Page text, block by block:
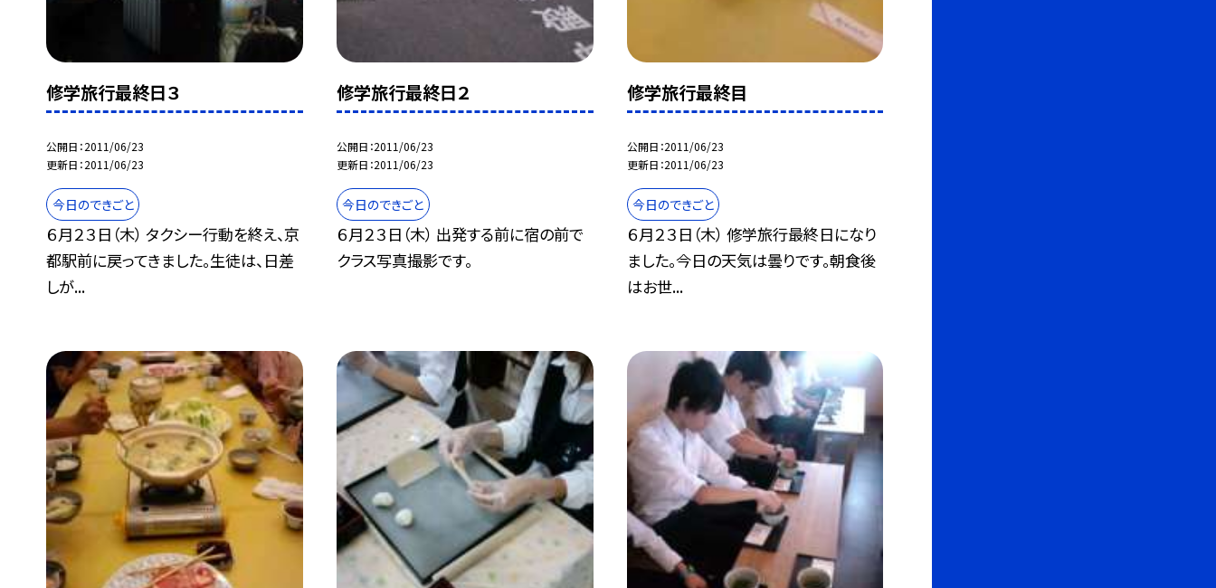
修学旅行最終日３
公開日 2011/06/23
更新日 2011/06/23
今日のできごと
６月２３日（木） タクシー行動を終え、京
都駅前に戻ってきました。生徒は、日差
しが...
修学旅行最終日２
公開日 2011/06/23
更新日 2011/06/23
今日のできごと
６月２３日（木） 出発する前に宿の前で
クラス写真撮影です。
修学旅行最終目
公開日 2011/06/23
更新日 2011/06/23
今日のできごと
６月２３日（木） 修学旅行最終日になり
ました。今日の天気は曇りです。朝食後
はお世...